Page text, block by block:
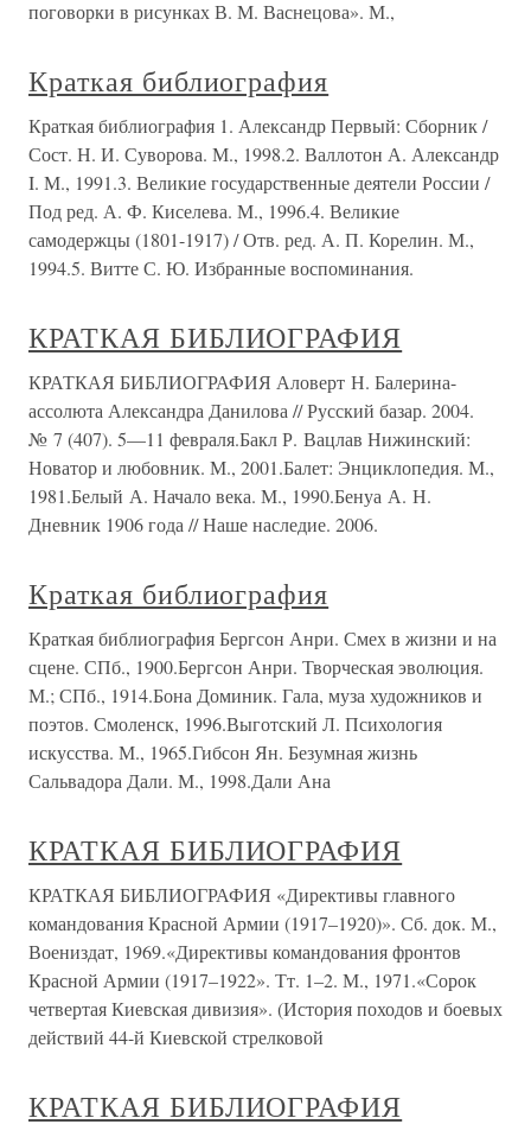
поговорки в рисунках В. М. Васнецова». М.,
Краткая библиография
Краткая библиография 1. Александр Первый: Сборник /
Сост. Н. И. Суворова. М., 1998.2. Валлотон А. Александр
I. М., 1991.3. Великие государственные деятели России /
Под ред. А. Ф. Киселева. М., 1996.4. Великие
самодержцы (1801-1917) / Отв. ред. А. П. Корелин. М.,
1994.5. Витте С. Ю. Избранные воспоминания.
КРАТКАЯ БИБЛИОГРАФИЯ
КРАТКАЯ БИБЛИОГРАФИЯ Аловерт Н. Балерина-
ассолюта Александра Данилова // Русский базар. 2004.
№ 7 (407). 5—11 февраля.Бакл Р. Вацлав Нижинский:
Новатор и любовник. М., 2001.Балет: Энциклопедия. М.,
1981.Белый А. Начало века. М., 1990.Бенуа А. Н.
Дневник 1906 года // Наше наследие. 2006.
Краткая библиография
Краткая библиография Бергсон Анри. Смех в жизни и на
сцене. СПб., 1900.Бергсон Анри. Творческая эволюция.
М.; СПб., 1914.Бона Доминик. Гала, муза художников и
поэтов. Смоленск, 1996.Выготский Л. Психология
искусства. М., 1965.Гибсон Ян. Безумная жизнь
Сальвадора Дали. М., 1998.Дали Ана
КРАТКАЯ БИБЛИОГРАФИЯ
КРАТКАЯ БИБЛИОГРАФИЯ «Директивы главного
командования Красной Армии (1917–1920)». Сб. док. М.,
Воениздат, 1969.«Директивы командования фронтов
Красной Армии (1917–1922». Тт. 1–2. М., 1971.«Сорок
четвертая Киевская дивизия». (История походов и боевых
действий 44-й Киевской стрелковой
КРАТКАЯ БИБЛИОГРАФИЯ